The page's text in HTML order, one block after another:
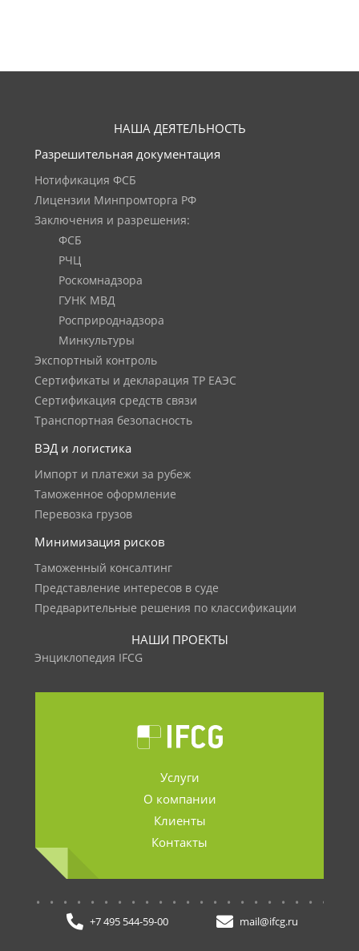
НАША ДЕЯТЕЛЬНОСТЬ
Разрешительная документация
Нотификация ФСБ
Лицензии Минпромторга РФ
Заключения и разрешения:
ФСБ
РЧЦ
Роскомнадзора
ГУНК МВД
Росприроднадзора
Минкультуры
Экспортный контроль
Сертификаты и декларация ТР ЕАЭС
Сертификация средств связи
Транспортная безопасность
ВЭД и логистика
Импорт и платежи за рубеж
Таможенное оформление
Перевозка грузов
Минимизация рисков
Таможенный консалтинг
Представление интересов в суде
Предварительные решения по классификации
НАШИ ПРОЕКТЫ
Энциклопедия IFCG
Услуги
О компании
Клиенты
Контакты
+7 495 544-59-00 mail@ifcg.ru